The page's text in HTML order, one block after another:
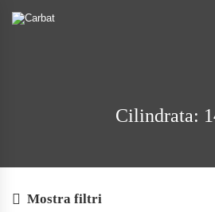
Cilindrata:
Mostra filtri